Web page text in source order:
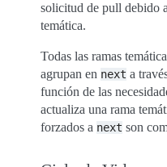
solicitud de pull debido
temática.
Todas las ramas
agrupan en next a
función de las
actualiza una rama
forzados a next son